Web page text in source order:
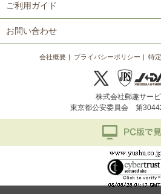
ご利用ガイド
お問い合わせ
会社概要 プライバシーポリシー 特
株式会社郵趣サー
東京都公安委員会 第